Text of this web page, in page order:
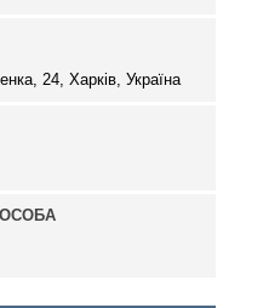
24, Харків, Україна